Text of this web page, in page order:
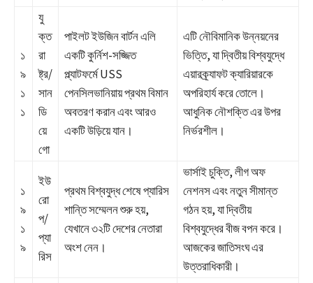
১
৯
১
১
যু
ক্ত
রা
ষ্ট্র/
সান
ডি
য়ে
গো
পাইলট ইউজিন বার্টন এলি
একটি কুর্নিশ-সজ্জিত
প্ল্যাটফর্মে USS
পেনসিলভানিয়ায় প্রথম বিমান
অবতরণ করান এবং আরও
একটি উড়িয়ে যান।
এটি নৌবিমানিক উন্নয়নের
ভিত্তি, যা দ্বিতীয় বিশ্বযুদ্ধে
এয়ারক্র্যাফট ক্যারিয়ারকে
অপরিহার্য করে তোলে।
আধুনিক নৌশক্তি এর উপর
নির্ভরশীল।
১
৯
১
৯
ইউ
রো
প/
প্যা
রিস
প্রথম বিশ্বযুদ্ধ শেষে প্যারিস
শান্তি সম্মেলন শুরু হয়,
যেখানে ৩২টি দেশের নেতারা
অংশ নেন।
ভার্সাই চুক্তি, লীগ অফ
নেশনস এবং নতুন সীমান্ত
গঠন হয়, যা দ্বিতীয়
বিশ্বযুদ্ধের বীজ বপন করে।
আজকের জাতিসংঘ এর
উত্তরাধিকারী।